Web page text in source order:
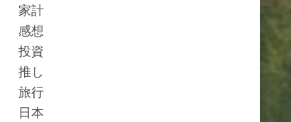
家計
感想
投資
推し
旅行
日本